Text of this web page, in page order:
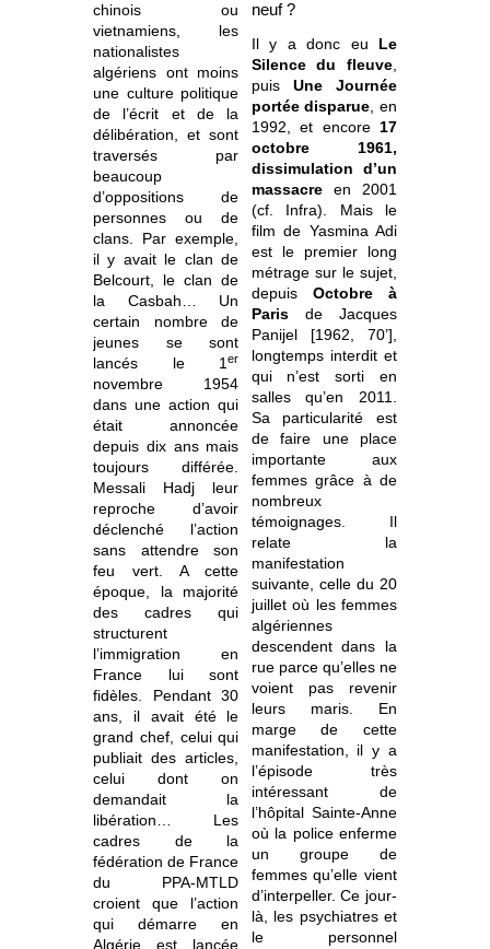
chinois ou
vietnamiens, les
nationalistes
algériens ont moins
une culture politique
de l’écrit et de la
délibération, et sont
traversés par
beaucoup
d’oppositions de
personnes ou de
clans. Par exemple,
il y avait le clan de
Belcourt, le clan de
la Casbah… Un
certain nombre de
jeunes se sont
lancés le 1er
novembre 1954
dans une action qui
était annoncée
depuis dix ans mais
toujours différée.
Messali Hadj leur
reproche d’avoir
déclenché l’action
sans attendre son
feu vert. A cette
époque, la majorité
des cadres qui
structurent
l’immigration en
France lui sont
fidèles. Pendant 30
ans, il avait été le
grand chef, celui qui
publiait des articles,
celui dont on
demandait la
libération… Les
cadres de la
fédération de France
du PPA-MTLD
croient que l’action
qui démarre en
Algérie est lancée
neuf ?
Il y a donc eu Le
Silence du fleuve,
puis Une Journée
portée disparue, en
1992, et encore 17
octobre 1961,
dissimulation d’un
massacreen 2001
(cf. Infra). Mais le
film de Yasmina Adi
est le premier long
métrage sur le sujet,
depuis Octobre à
Parisde Jacques
Panijel [1962, 70’],
longtemps interdit et
qui n’est sorti en
salles qu’en 2011.
Sa particularité est
de faire une place
importante aux
femmes grâce à de
nombreux
témoignages. Il
relate la
manifestation
suivante, celle du 20
juillet où les femmes
algériennes
descendent dans la
rue parce qu’elles ne
voient pas revenir
leurs maris. En
marge de cette
manifestation, il y a
l’épisode très
intéressant de
l’hôpital Sainte-Anne
où la police enferme
un groupe de
femmes qu’elle vient
d’interpeller. Ce jour-
là, les psychiatres et
le personnel